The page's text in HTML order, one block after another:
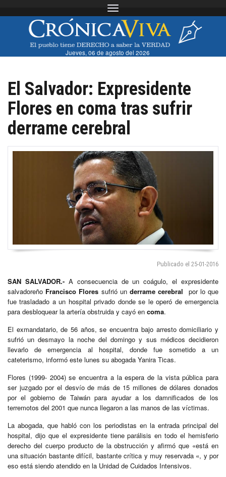
Toggle navigation
Jueves, 06 de agosto del 2026
El Salvador: Expresidente
Flores en coma tras sufrir
derrame cerebral
Publicado el 25-01-2016
SAN SALVADOR.-A consecuencia de un coágulo, el expresidente
salvadoreño Francisco Flores sufrió underrame cerebral por lo que
fue trasladado a un hospital privado donde se le operó de emergencia
para desbloquear la artería obstruida y cayó en coma.
El exmandatario, de 56 años, se encuentra bajo arresto domiciliario y
sufrió un desmayo la noche del domingo y sus médicos decidieron
llevarlo de emergencia al hospital, donde fue sometido a un
cateterismo, informó este lunes su abogada Yanira Ticas.
Flores (1999- 2004) se encuentra a la espera de la vista pública para
ser juzgado por el desvío de más de 15 millones de dólares donados
por el gobierno de Taiwán para ayudar a los damnificados de los
terremotos del 2001 que nunca llegaron a las manos de las víctimas.
La abogada, que habló con los periodistas en la entrada principal del
hospital, dijo que el expresidente tiene parálisis en todo el hemisferio
derecho del cuerpo producto de la obstrucción y afirmó que «está en
una situación bastante difícil, bastante crítica y muy reservada «, y por
eso está siendo atendido en la Unidad de Cuidados Intensivos.